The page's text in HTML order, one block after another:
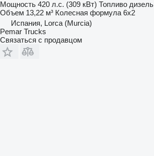
Мощность 420 л.с. (309 кВт) Топливо дизель
Объем 13,22 м³ Колесная формула 6x2
Испания, Lorca (Murcia)
Pemar Trucks
Связаться с продавцом